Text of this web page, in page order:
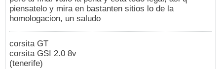
piensatelo y mira en bastanten sitios lo de la
homologacion, un saludo
corsita GT
corsita GSI 2.0 8v
(tenerife)